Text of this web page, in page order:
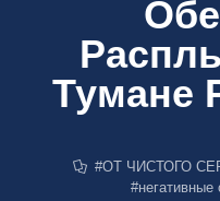
Тумане
#ОТ ЧИСТОГО
#негативные